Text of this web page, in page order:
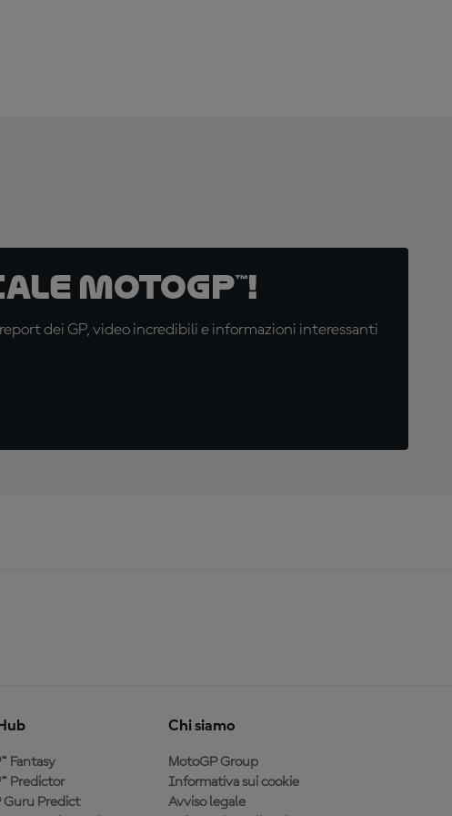
MotoGP™!
dei GP, video incredibili e informazioni interessanti
Fantasy
Predictor
Guru Predict
Chi siamo
MotoGP Group
Informativa sui cookie
Avviso legale